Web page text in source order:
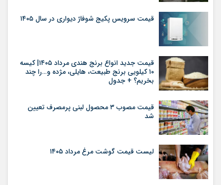
قیمت سرویس پکیج شوفاژ دیواری در سال ۱۴۰۵
قیمت جدید انواع برنج هندی مرداد ۱۴۰۵| کیسه
۱۰ کیلویی برنج طبیعت، هایلی، مژده و…را چند
بخریم؟ + جدول
قیمت مصوب ۳ محصول لبنی پرمصرف تعیین
شد
لیست قیمت گوشت مرغ مرداد ۱۴۰۵